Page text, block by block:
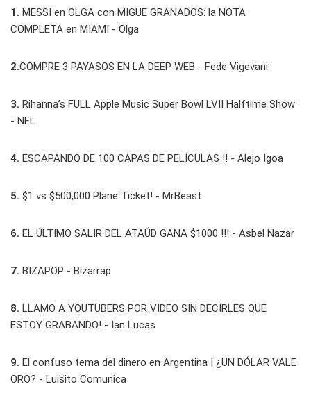
1. MESSI en OLGA con MIGUE GRANADOS: la NOTA
COMPLETA en MIAMI - Olga
2.COMPRE 3 PAYASOS EN LA DEEP WEB - Fede Vigevani
3. Rihanna’s FULL Apple Music Super Bowl LVII Halftime Show
- NFL
4. ESCAPANDO DE 100 CAPAS DE PELÍCULAS !! - Alejo Igoa
5. $1 vs $500,000 Plane Ticket! - MrBeast
6. EL ÚLTIMO SALIR DEL ATAÚD GANA $1000 !!! - Asbel Nazar
7. BIZAPOP - Bizarrap
8. LLAMO A YOUTUBERS POR VIDEO SIN DECIRLES QUE
ESTOY GRABANDO! - Ian Lucas
9. El confuso tema del dinero en Argentina | ¿UN DÓLAR VALE
ORO? - Luisito Comunica